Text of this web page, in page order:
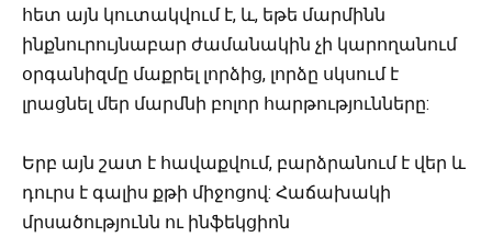
հետ այն կուտակվում է, և, եթե մարմինն
ինքնուրույնաբար ժամանակին չի կարողանում
օրգանիզմը մաքրել լորձից, լորձը սկսում է
լրացնել մեր մարմնի բոլոր հարթությունները:
Երբ այն շատ է հավաքվում, բարձրանում է վեր և
դուրս է գալիս քթի միջոցով: Հաճախակի
մրսածությունն ու ինֆեկցիոն